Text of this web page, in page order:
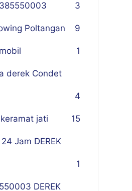
3
Poltangan 9
1
derek Condet
4
jati 15
Jam DEREK
1
DEREK